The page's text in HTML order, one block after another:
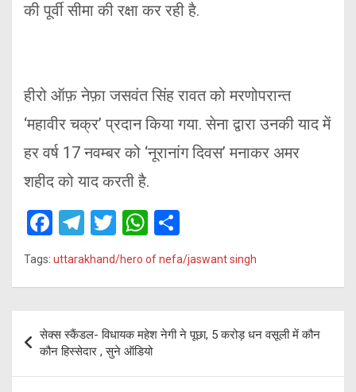
की पूर्वी सीमा की रक्षा कर रही है.
हीरो ऑफ़ नेफ़ा जसवंत सिंह रावत को मरणोपरान्त
‘महावीर चक्र’ प्रदान किया गया. सेना द्वारा उनकी याद में
हर वर्ष 17 नवम्बर को ‘नूरानांग दिवस’ मनाकर अमर
शहीद को याद करती है.
F
a
ce
o
o
k
T
el
e
a
m
T
wi
tt
W
h
at
A
p
p
h
ar
Tags: uttarakhand/hero of nefa/jaswant singh
Post
navigation
सेक्स स्कैंडल- विधायक महेश नेगी ने पूछा, 5 करोड़ धन वसूली में कौन
कौन हिस्सेदार , सुने ऑडियो